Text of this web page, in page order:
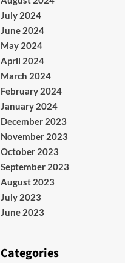
July 2024
June 2024
May 2024
April 2024
March 2024
February 2024
January 2024
December 2023
November 2023
October 2023
September 2023
August 2023
July 2023
June 2023
Categories